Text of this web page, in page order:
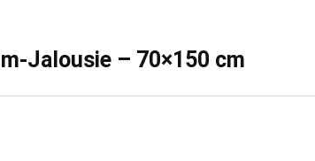
Jalousie – 70×150 cm